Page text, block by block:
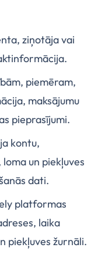
ziņotāja vai
piemēram,
maksājumu
pieprasījumi.
kontu,
un piekļuves
dati.
platformas
laika
piekļuves žurnāli.